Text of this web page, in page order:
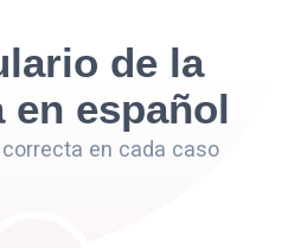
de la
en español
en cada caso